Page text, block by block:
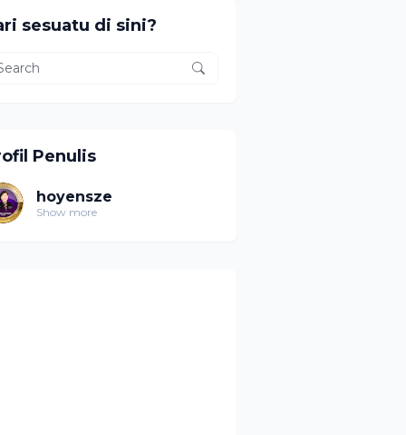
sesuatu di sini?
Penulis
hoyensze
Show more